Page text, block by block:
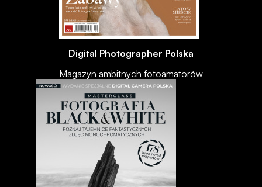
Digital Photographer Polska
Magazyn ambitnych fotoamatorów